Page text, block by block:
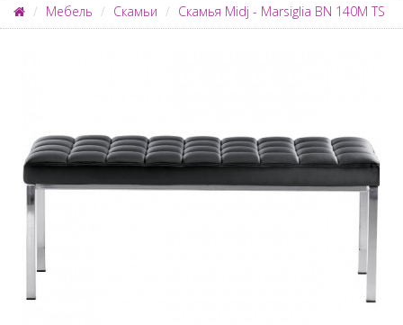
Мебель Скамьи Скамья Midj - Marsiglia BN 140M TS